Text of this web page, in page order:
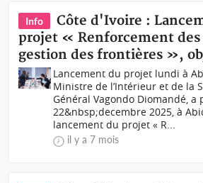
Info
Côte d'Ivoire :
projet « Renforcement des
gestion des frontières »,
Lancement du projet lundi à
Ministre de l’Intérieur et de la
Général Vagondo Diomandé, a
22&nbsp;decembre 2025, à
lancement du projet « R...
il y a 7 mois